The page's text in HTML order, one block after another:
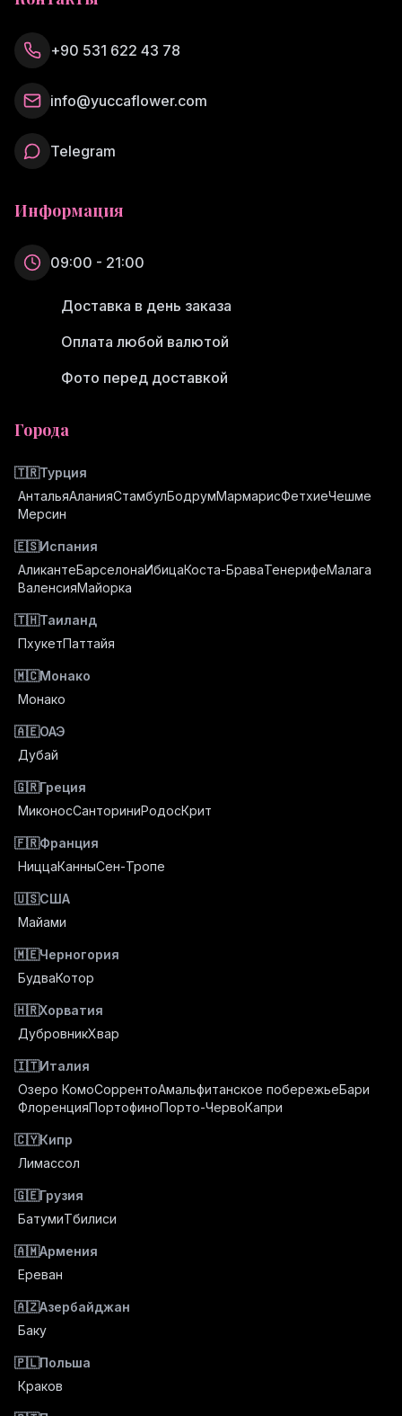
+90 531 622 43 78
info@yuccaflower.com
Telegram
Информация
09:00 - 21:00
Доставка в день заказа
Оплата любой валютой
Фото перед доставкой
Города
🇹🇷Турция
АнтальяАланияСтамбулБодрумМармарисФетхиеЧешме
Мерсин
🇪🇸Испания
АликантеБарселонаИбицаКоста-БраваТенерифеМалага
ВаленсияМайорка
🇹🇭Таиланд
ПхукетПаттайя
🇲🇨Монако
Монако
🇦🇪ОАЭ
Дубай
🇬🇷Греция
МиконосСанториниРодосКрит
🇫🇷Франция
НиццаКанныСен-Тропе
🇺🇸США
Майами
🇲🇪Черногория
БудваКотор
🇭🇷Хорватия
ДубровникХвар
🇮🇹Италия
Озеро КомоСоррентоАмальфитанское побережьеБари
ФлоренцияПортофиноПорто-ЧервоКапри
🇨🇾Кипр
Лимассол
🇬🇪Грузия
БатумиТбилиси
🇦🇲Армения
Ереван
🇦🇿Азербайджан
Баку
🇵🇱Польша
Краков